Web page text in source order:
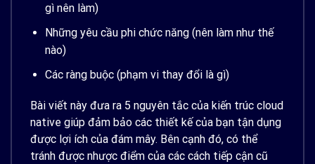
gì nên làm)
Những yêu cầu phi chức năng (nên làm như thế
nào)
Các ràng buộc (phạm vi thay đổi là gì)
Bài viết này đưa ra 5 nguyên tắc của kiến trúc cloud
native giúp đảm bảo các thiết kế của bạn tận dụng
được lợi ích của đám mây. Bên cạnh đó, có thể
tránh được nhược điểm của các cách tiếp cận cũ